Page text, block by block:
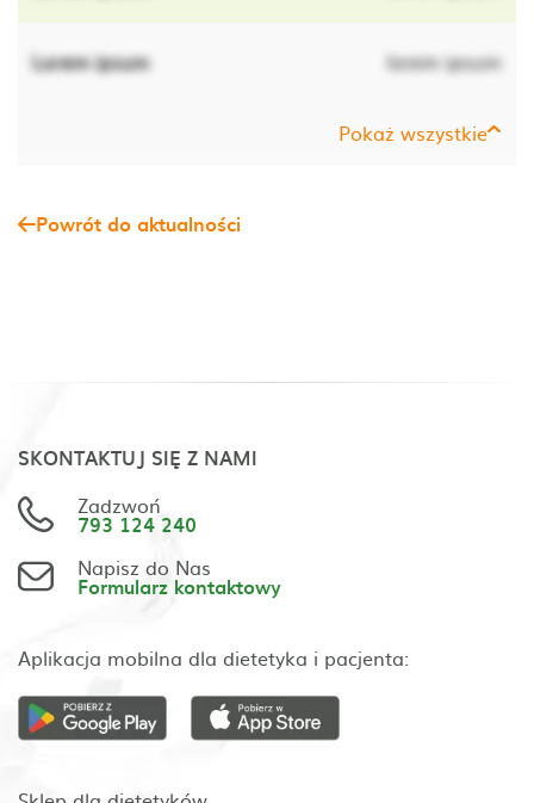
Lorem ipsum lorem ipsum
Pokaż wszystkie
Powrót do aktualności
SKONTAKTUJ SIĘ Z NAMI
Zadzwoń
793 124 240
Napisz do Nas
Formularz kontaktowy
Aplikacja mobilna dla dietetyka i pacjenta: